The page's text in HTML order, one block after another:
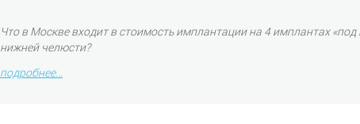
Что в Москве входит в стоимость имплантации на 4 имплантах «под
нижней челюсти?
подробнее...